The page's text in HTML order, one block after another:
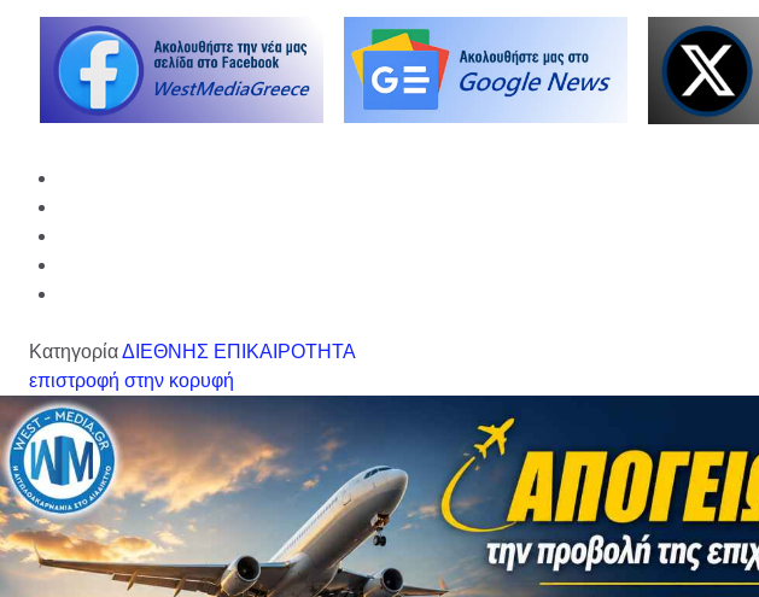
ΚατηγορίαΔΙΕΘΝΗΣ ΕΠΙΚΑΙΡΟΤΗΤΑ
επιστροφή στην κορυφή